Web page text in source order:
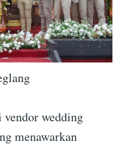
wedding
menawarkan